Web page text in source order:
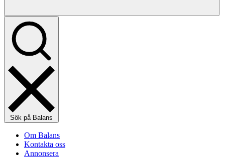
Sök på Balans
Om Balans
Kontakta oss
Annonsera